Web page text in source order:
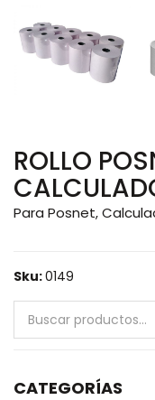
ROLLO
Para Posnet,
Sku:0149
Buscar
CATEGORÍAS